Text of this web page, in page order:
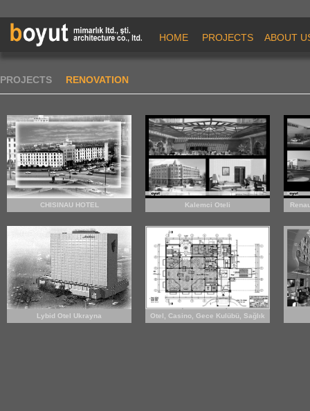
HOME PROJECTS ABOUT
PROJECTS RENOVATION
CHISINAU HOTEL Kalemci Oteli
Lybid Otel Ukrayna
Otel, Casino, Gece Kulübü, Sağlık